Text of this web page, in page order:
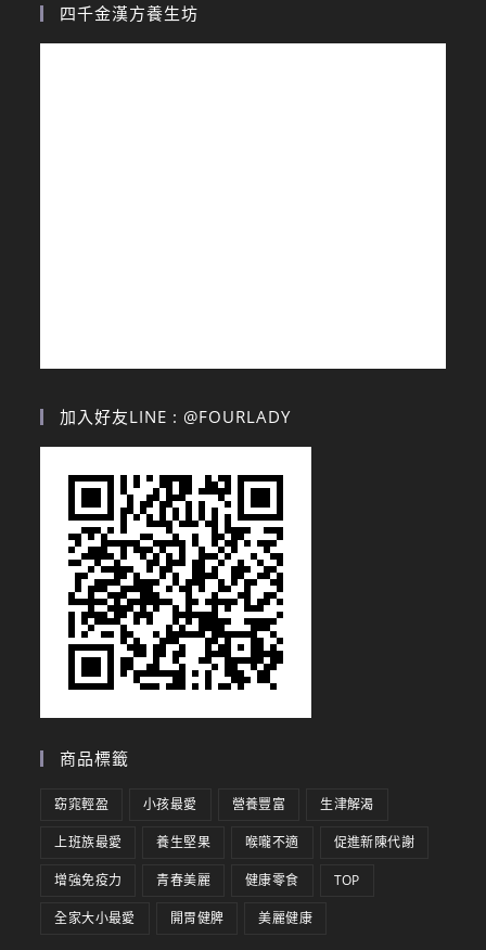
四千金漢方養生坊
加入好友LINE : @FOURLADY
商品標籤
窈窕輕盈 小孩最愛 營養豐富 生津解渴
上班族最愛 養生堅果 喉嚨不適 促進新陳代謝
增強免疫力 青春美麗 健康零食 TOP
全家大小最愛 開胃健脾 美麗健康